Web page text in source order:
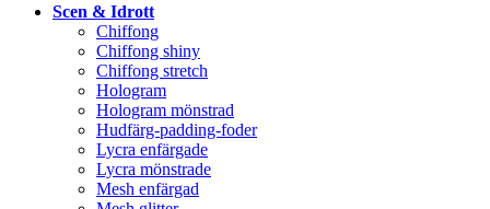
Scen & Idrott
Chiffong
Chiffong shiny
Chiffong stretch
Hologram
Hologram mönstrad
Hudfärg-padding-foder
Lycra enfärgade
Lycra mönstrade
Mesh enfärgad